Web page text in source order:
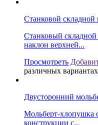
Станковой складной
Станковый
наклон верхней...
Просмотреть
различных вариантах
Двусторонний
Мольберт-хлопушка
конструкции с...